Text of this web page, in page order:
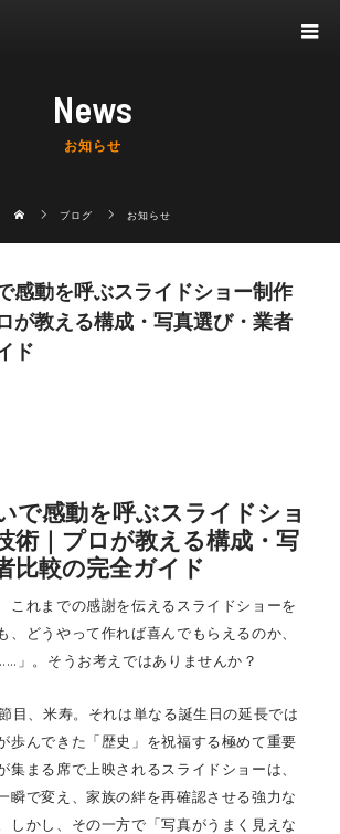
News
お知らせ
ブログ お知らせ
感動を呼ぶスライドショー制作
が教える構成・写真選び・業者
ド
で感動を呼ぶスライドショ
術｜プロが教える構成・写
比較の完全ガイド
これまでの感謝を伝えるスライドショーを
、どうやって作れば喜んでもらえるのか、
」。そうお考えではありませんか？
目、米寿。それは単なる誕生日の延長では
歩んできた「歴史」を祝福する極めて重要
集まる席で上映されるスライドショーは、
瞬で変え、家族の絆を再確認させる強力な
しかし、その一方で「写真がうまく見えな